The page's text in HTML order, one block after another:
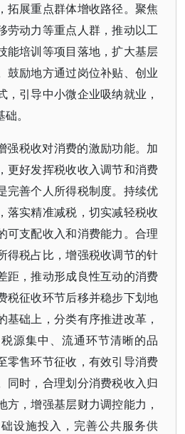
拓展重点群体增收路径。聚焦
劳动力等重点人群，推动以工
能培训等项目落地，扩大基层
鼓励地方通过岗位补贴、创业
，引导中小微企业吸纳就业，
。
强税收对消费的激励功能。加
更好发挥税收收入调节和消费
完善个人所得税制度。持续优
落实精准减税，切实减轻税收
可支配收入和消费能力。合理
得税占比，增强税收调节的针
距，推动形成良性互动的消费
税征收环节后移并稳步下划地
基础上，分类有序推进改革，
源集中、流通环节清晰的品
零售环节征收，有效引导消费
同时，合理划分消费税收入归
方，增强基层财力调控能力，
设施投入，完善公共服务供